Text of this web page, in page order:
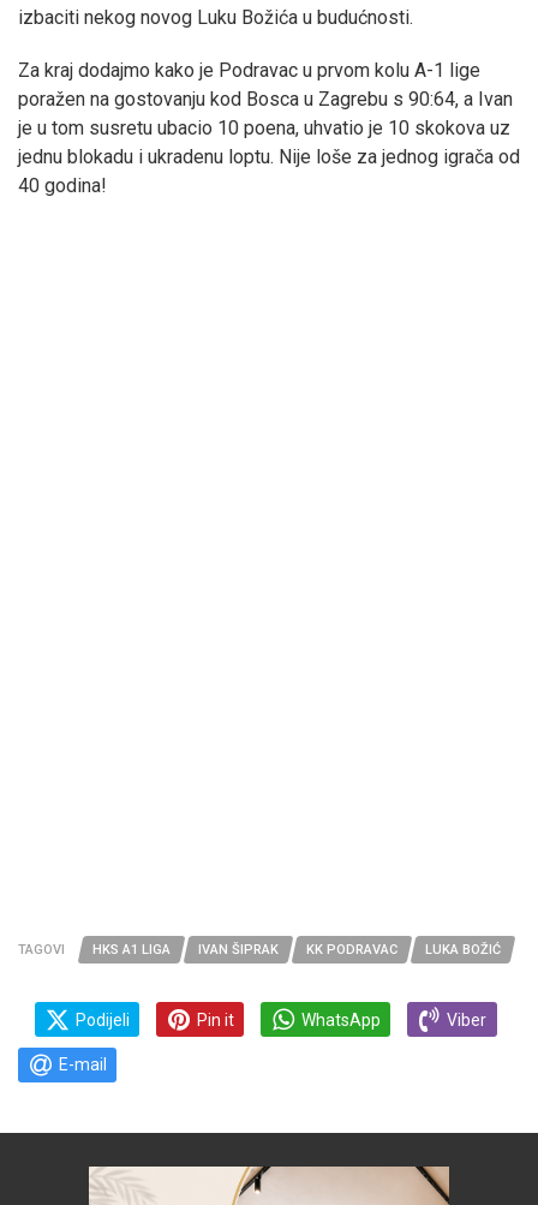
izbaciti nekog novog Luku Božića u budućnosti.
Za kraj dodajmo kako je Podravac u prvom kolu A-1 lige
poražen na gostovanju kod Bosca u Zagrebu s 90:64, a Ivan
je u tom susretu ubacio 10 poena, uhvatio je 10 skokova uz
jednu blokadu i ukradenu loptu. Nije loše za jednog igrača od
40 godina!
TAGOVI HKS A1 LIGA IVAN ŠIPRAK KK PODRAVAC LUKA BOŽIĆ
Podijeli Pin it WhatsApp Viber
E-mail